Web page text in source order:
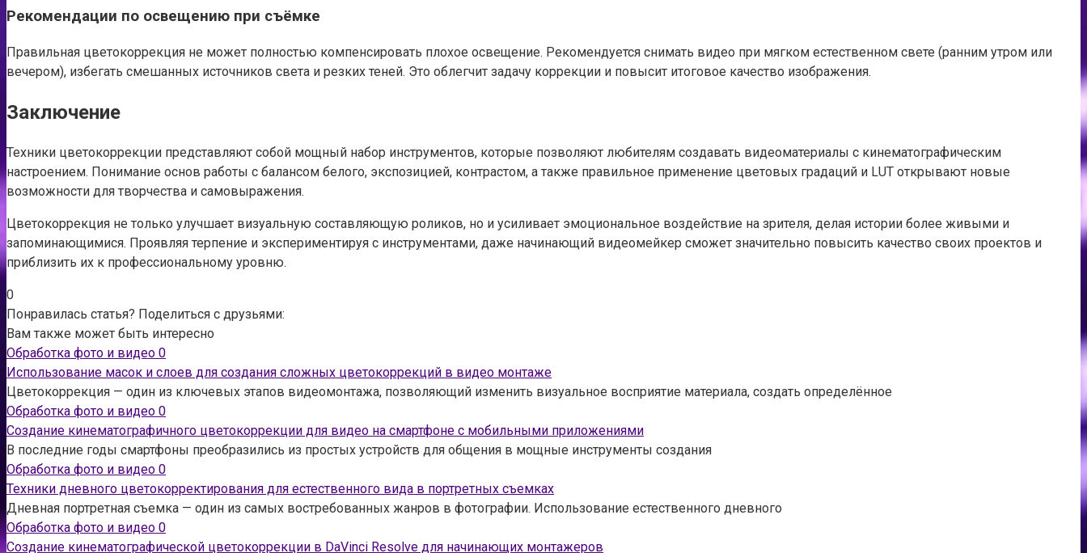
Рекомендации по освещению при съёмке
Правильная цветокоррекция не может полностью компенсировать плохое освещение. Рекомендуется снимать видео при мягком естественном свете (ранним утром или
вечером), избегать смешанных источников света и резких теней. Это облегчит задачу коррекции и повысит итоговое качество изображения.
Заключение
Техники цветокоррекции представляют собой мощный набор инструментов, которые позволяют любителям создавать видеоматериалы с кинематографическим
настроением. Понимание основ работы с балансом белого, экспозицией, контрастом, а также правильное применение цветовых градаций и LUT открывают новые
возможности для творчества и самовыражения.
Цветокоррекция не только улучшает визуальную составляющую роликов, но и усиливает эмоциональное воздействие на зрителя, делая истории более живыми и
запоминающимися. Проявляя терпение и экспериментируя с инструментами, даже начинающий видеомейкер сможет значительно повысить качество своих проектов и
приблизить их к профессиональному уровню.
0
Понравилась статья? Поделиться с друзьями:
Вам также может быть интересно
Обработка фото и видео 0
Использование масок и слоев для создания сложных цветокоррекций в видео монтаже
Цветокоррекция — один из ключевых этапов видеомонтажа, позволяющий изменить визуальное восприятие материала, создать определённое
Обработка фото и видео 0
Создание кинематографичного цветокоррекции для видео на смартфоне с мобильными приложениями
В последние годы смартфоны преобразились из простых устройств для общения в мощные инструменты создания
Обработка фото и видео 0
Техники дневного цветокорректирования для естественного вида в портретных съемках
Дневная портретная съемка — один из самых востребованных жанров в фотографии. Использование естественного дневного
Обработка фото и видео 0
Создание кинематографической цветокоррекции в DaVinci Resolve для начинающих монтажеров